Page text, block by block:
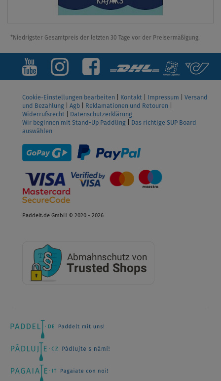
*Niedrigster Gesamtpreis der letzten 30 Tage vor der Preisermäßigung.
Cookie-Einstellungen bearbeiten Kontakt Impressum
Versand
und Bezahlung
Agb Reklamationen und Retouren
Widerrufsrecht
Datenschutzerklärung
Wir beginnen mit Stand-Up Paddling
Das richtige SUP Board
auswählen
Paddelt.de GmbH © 2020 - 2026